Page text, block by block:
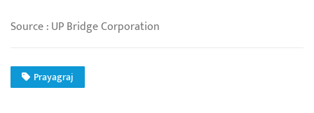
Source : UP Bridge Corporation
Prayagraj